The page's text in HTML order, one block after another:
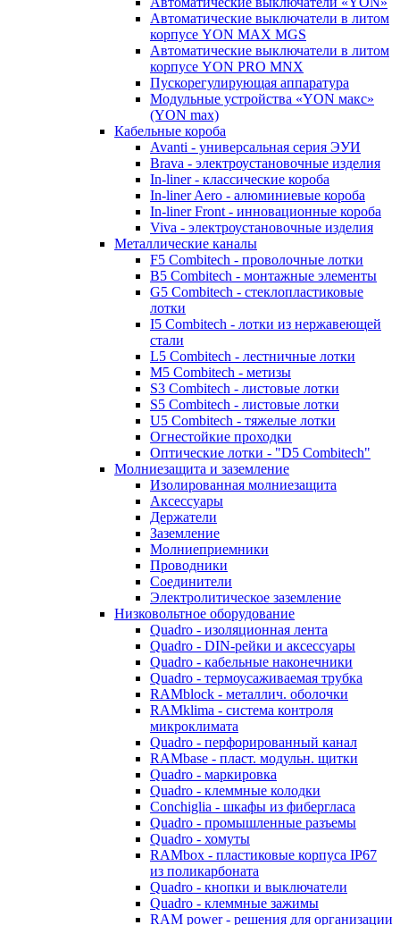
Автоматические выключатели в литом
корпусе YON MAX MGS
Автоматические выключатели в литом
корпусе YON PRO MNX
Пускорегулирующая аппаратура
Модульные устройства «YON макс»
(YON max)
Кабельные короба
Avanti - универсальная серия ЭУИ
Brava - электроустановочные изделия
In-liner - классические короба
In-liner Aero - алюминиевые короба
In-liner Front - инновационные короба
Viva - электроустановочные изделия
Металлические каналы
F5 Combitech - проволочные лотки
B5 Combitech - монтажные элементы
G5 Combitech - стеклопластиковые
лотки
I5 Combitech - лотки из нержавеющей
стали
L5 Combitech - лестничные лотки
M5 Combitech - метизы
S3 Combitech - листовые лотки
S5 Combitech - листовые лотки
U5 Combitech - тяжелые лотки
Огнестойкие проходки
Оптические лотки - "D5 Combitech"
Молниезащита и заземление
Изолированная молниезащита
Аксессуары
Держатели
Заземление
Молниеприемники
Проводники
Соединители
Электролитическое заземление
Низковольтное оборудование
Quadro - изоляционная лента
Quadro - DIN-рейки и аксессуары
Quadro - кабельные наконечники
Quadro - термоусаживаемая трубка
RAMblock - металлич. оболочки
RAMklima - система контроля
микроклимата
Quadro - перфорированный канал
RAMbase - пласт. модульн. щитки
Quadro - маркировка
Quadro - клеммные колодки
Conchiglia - шкафы из фибергласа
Quadro - промышленные разъемы
Quadro - хомуты
RAMbox - пластиковые корпуса IP67
из поликарбоната
Quadro - кнопки и выключатели
Quadro - клеммные зажимы
RAM power - решения для организации